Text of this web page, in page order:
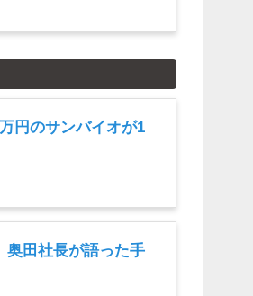
円のサンバイオが1
奥田社長が語った手